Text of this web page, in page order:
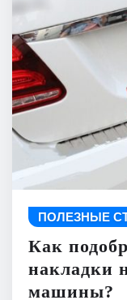
ПОЛЕЗНЫЕ
Как
накладки
машины?